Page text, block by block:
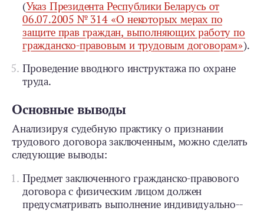
(Указ Президента Республики Беларусь от
06.07.2005 № 314 «О некоторых мерах по
защите прав граждан, выполняющих работу по
гражданско-­правовым и трудовым договорам»).
Проведение вводного инструктажа по охране
труда.
Основные выводы
Анализируя судебную практику о признании
трудового договора заключенным, можно сделать
следующие выводы:
Предмет заключенного гражданско-­право­вого
договора с физическим лицом должен
предусматривать выполнение индивидуально-­